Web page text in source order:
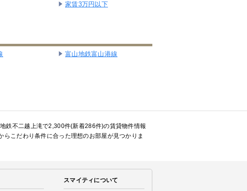
家賃3万円以下
富山地鉄富山港線
鉄不二越上滝で2,300件(新着286件)の賃貸物件情報
こだわり条件に合った理想のお部屋が見つかりま
スマイティについて